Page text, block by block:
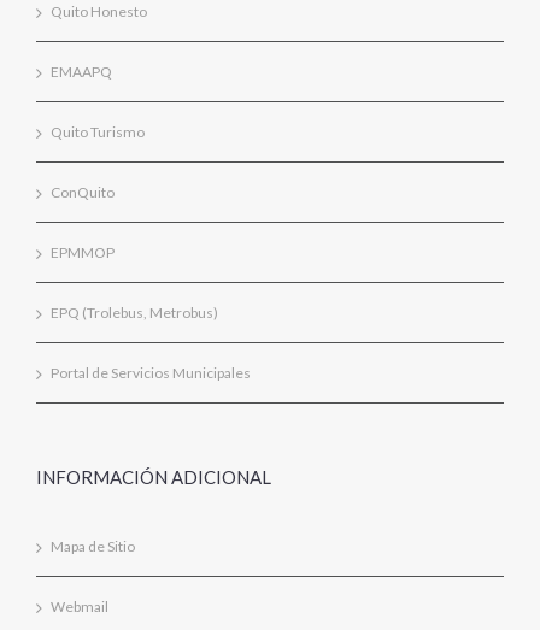
Quito Honesto
EMAAPQ
Quito Turismo
ConQuito
EPMMOP
EPQ (Trolebus, Metrobus)
Portal de Servicios Municipales
INFORMACIÓN ADICIONAL
Mapa de Sitio
Webmail